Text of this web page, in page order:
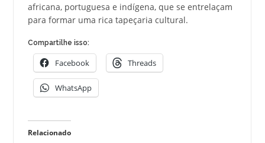
africana, portuguesa e indígena, que se entrelaçam
para formar uma rica tapeçaria cultural.
Compartilhe isso:
Facebook Threads
WhatsApp
Relacionado